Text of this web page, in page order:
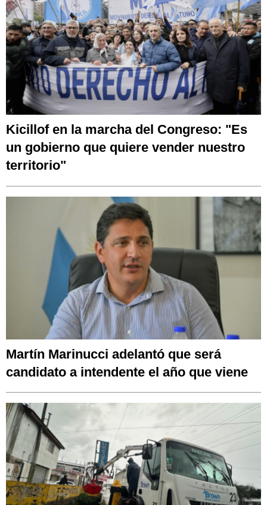
Kicillof en la marcha del Congreso: "Es
un gobierno que quiere vender nuestro
territorio"
Martín Marinucci adelantó que será
candidato a intendente el año que viene